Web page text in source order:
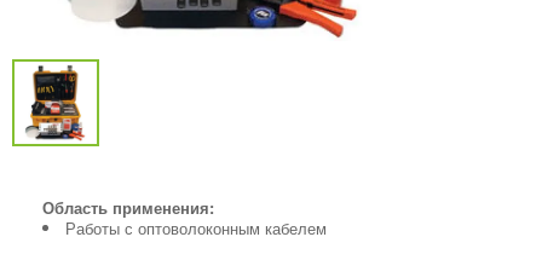
Область применения:
Работы с оптоволоконным кабелем